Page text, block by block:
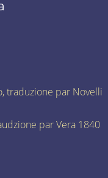
traduzione par Novelli
par Vera 1840